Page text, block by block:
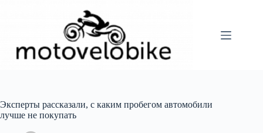
Эксперты рассказали, с каким пробегом автомобили
лучше не покупать